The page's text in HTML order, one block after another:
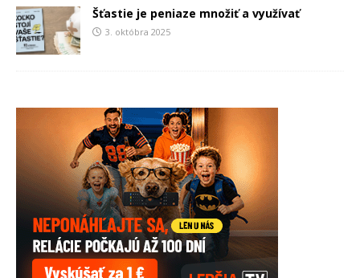
Šťastie je peniaze množiť a využívať
3. októbra 2025